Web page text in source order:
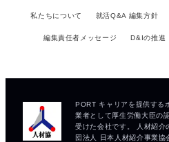
私たちについて 就活Q&A 編集方針
編集責任者メッセージ D&Iの推進